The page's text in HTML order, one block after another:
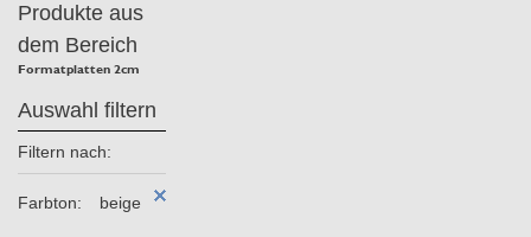
Produkte aus
dem Bereich
Formatplatten 2cm
Auswahl filtern
Filtern nach:
Farbton: beige